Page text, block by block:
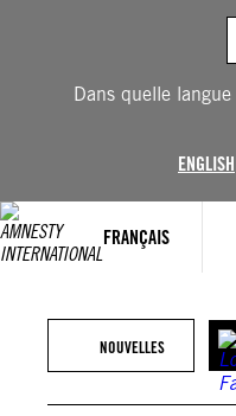
Dans quelle
ENGLISH
FRANÇAIS
NOUVELLES